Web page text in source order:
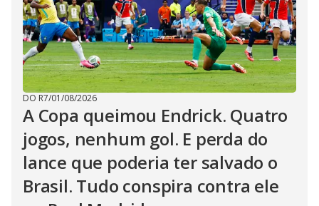
DO R7/01/08/2026
A Copa queimou Endrick. Quatro
jogos, nenhum gol. E perda do
lance que poderia ter salvado o
Brasil. Tudo conspira contra ele